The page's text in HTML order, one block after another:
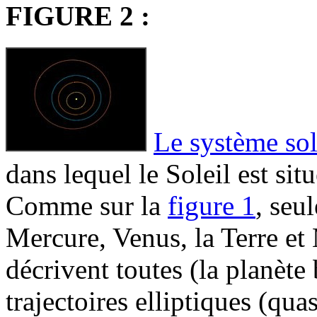
FIGURE 2 :
Le système
dans lequel le Soleil est
Comme sur la figure 1 ,
Mercure, Venus, la Terre
décrivent toutes (la
trajectoires elliptiques